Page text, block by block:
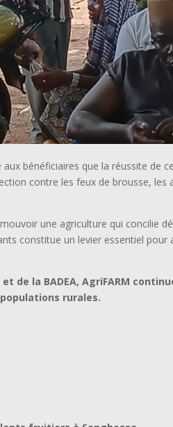
bénéficiaires que la réussite de
contre les feux de brousse, les
une agriculture qui concilie
constitue un levier essentiel pour
de la BADEA, AgriFARM
rurales.